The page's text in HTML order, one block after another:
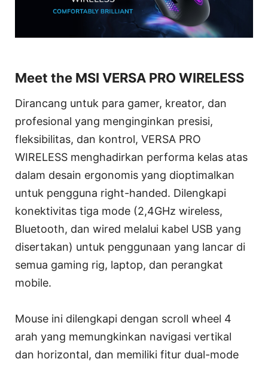
Meet the MSI VERSA PRO WIRELESS
Dirancang untuk para gamer, kreator, dan
profesional yang menginginkan presisi,
fleksibilitas, dan kontrol, VERSA PRO
WIRELESS menghadirkan performa kelas atas
dalam desain ergonomis yang dioptimalkan
untuk pengguna right-handed. Dilengkapi
konektivitas tiga mode (2,4GHz wireless,
Bluetooth, dan wired melalui kabel USB yang
disertakan) untuk penggunaan yang lancar di
semua gaming rig, laptop, dan perangkat
mobile.
Mouse ini dilengkapi dengan scroll wheel 4
arah yang memungkinkan navigasi vertikal
dan horizontal, dan memiliki fitur dual-mode